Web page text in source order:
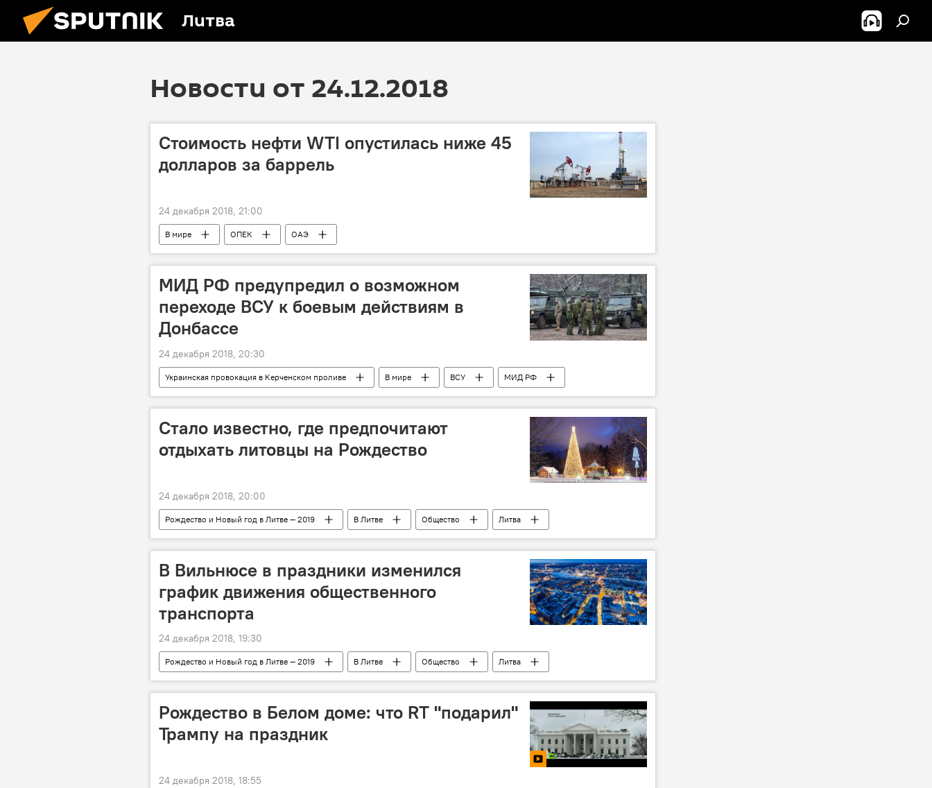
Литва
Новости от 24.12.2018
Стоимость нефти WTI опустилась ниже 45
долларов за баррель
24 декабря 2018, 21:00
В мире ОПЕК ОАЭ
МИД РФ предупредил о возможном
переходе ВСУ к боевым действиям в
Донбассе
24 декабря 2018, 20:30
Украинская провокация в Керченском проливе В мире ВСУ
МИД РФ
Мария Захарова
Стало известно, где предпочитают
отдыхать литовцы на Рождество
24 декабря 2018, 20:00
Рождество и Новый год в Литве — 2019 В Литве Общество
Литва
Рождество
Друскининкай Бирштонас
В Вильнюсе в праздники изменился
график движения общественного
транспорта
24 декабря 2018, 19:30
Рождество и Новый год в Литве — 2019 В Литве Общество
Литва
Вильнюс
Общественный транспорт Вильнюса
Рождество в Белом доме: что RT "подарил"
Трампу на праздник
24 декабря 2018, 18:55